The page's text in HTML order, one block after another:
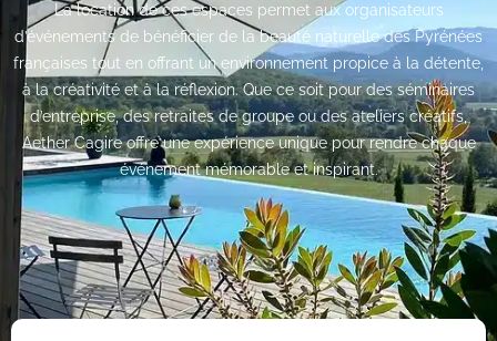
La location de ces espaces permet aux organisateurs
d’événements de bénéficier de la beauté naturelle des Pyrénées
françaises tout en offrant un environnement propice à la détente,
à la créativité et à la réflexion. Que ce soit pour des séminaires
d’entreprise, des retraites de groupe ou des ateliers créatifs,
Aether Cagire offre une expérience unique pour rendre chaque
événement mémorable et inspirant.